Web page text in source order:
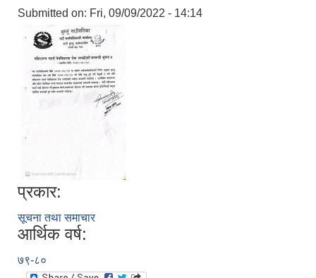
Submitted on: Fri, 09/09/2022 - 14:14
प्रकार:
सूचना तथा समाचार
आर्थिक वर्ष:
७९-८०